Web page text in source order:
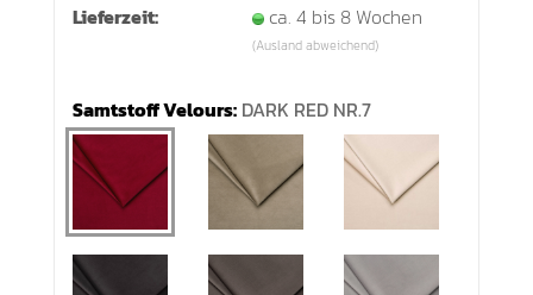
Lieferzeit: ca. 4 bis 8 Wochen
(Ausland abweichend)
Samtstoff Velours: DARK RED NR.7